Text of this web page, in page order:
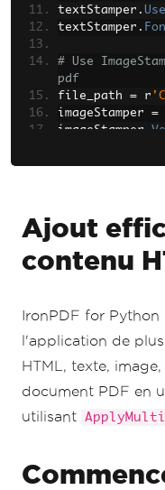
textStamper .
textStamper .
# Use
pdf
file_path = r
imageStamper =
imageStamper
imageStamper.
# Use
code/Barcode
barcodeStamper
BarcodeEncoding
barcodeStamper .
stamps_list =
stamps_list. Add
Ajout
contenu
IronPDF for
l'application de
HTML, texte,
document PDF en
utilisant